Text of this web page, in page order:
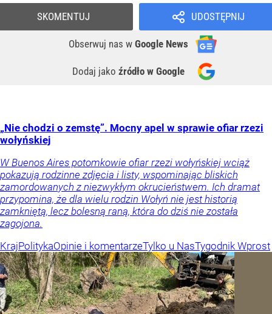
UDOSTĘPNIJ
Obserwuj nas w Google News
Dodaj jako źródło w Google
SKOMENTUJ
„Nie chodzi o zemstę”. Mocny apel w sprawie ofiar rzezi
wołyńskiej
W Buenos Aires potomkowie ofiar rzezi wołyńskiej wciąż
pokazują rodzinne zdjęcia i listy, wspominając bliskich
zamordowanych z niezwykłym okrucieństwem. Ich dramat
przypomina, że dla wielu rodzin Wołyń nie jest historią
zamkniętą, lecz bolesną raną, która do dziś nie została
zagojona.
KrajPolitykaOpinie i komentarzeTylko u NasTygodnik Wprost